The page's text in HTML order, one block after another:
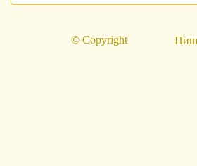
© Copyright